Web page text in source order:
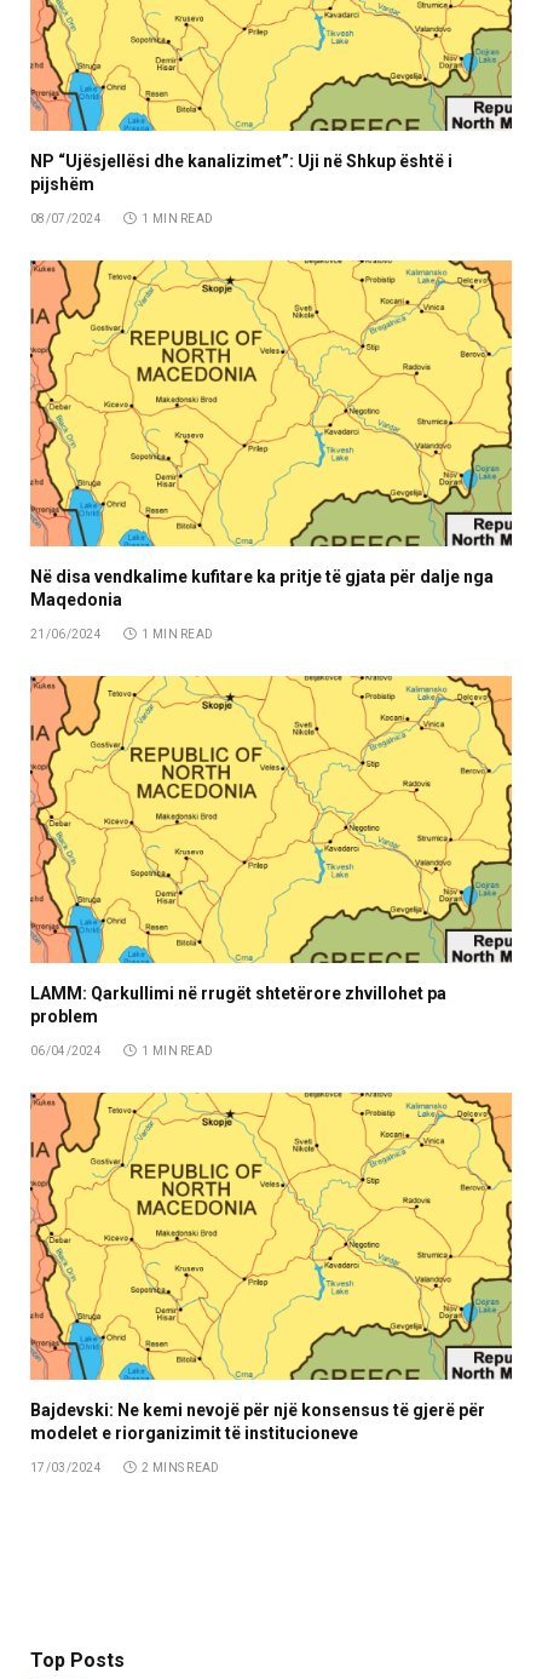
NP “Ujësjellësi dhe kanalizimet”: Uji në Shkup është i
pijshëm
08/07/2024 1 MIN READ
Në disa vendkalime kufitare ka pritje të gjata për dalje nga
Maqedonia
21/06/2024 1 MIN READ
LAMM: Qarkullimi në rrugët shtetërore zhvillohet pa
problem
06/04/2024 1 MIN READ
Bajdevski: Ne kemi nevojë për një konsensus të gjerë për
modelet e riorganizimit të institucioneve
17/03/2024 2 MINS READ
Top Posts